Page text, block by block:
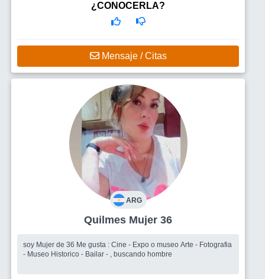
¿CONOCERLA?
Mensaje / Citas
ARG
Quilmes Mujer 36
soy Mujer de 36 Me gusta : Cine - Expo o museo Arte - Fotografia
- Museo Historico - Bailar - , buscando hombre